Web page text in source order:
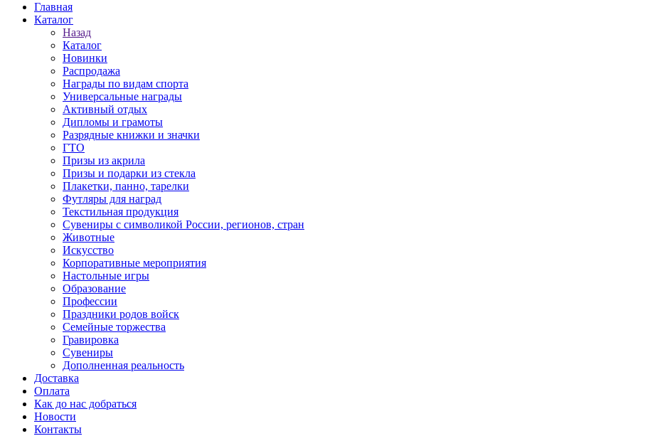
Главная
Каталог
Назад
Каталог
Новинки
Распродажа
Награды по видам спорта
Универсальные награды
Активный отдых
Дипломы и грамоты
Разрядные книжки и значки
ГТО
Призы из акрила
Призы и подарки из стекла
Плакетки, панно, тарелки
Футляры для наград
Текстильная продукция
Сувениры с символикой России, регионов, стран
Животные
Искусство
Корпоративные мероприятия
Настольные игры
Образование
Профессии
Праздники родов войск
Семейные торжества
Гравировка
Сувениры
Дополненная реальность
Доставка
Оплата
Как до нас добраться
Новости
Контакты